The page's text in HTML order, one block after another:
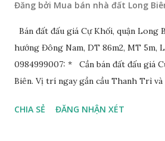
Đăng bởi Mua bán nhà đất Long
Bán đất đấu giá Cự Khối, quận Long
hướng Đông Nam, DT 86m2, MT 5m,
0984999007: * Cần bán đất đấu giá
Biên. Vị trí ngay gần cầu Thanh Trì
đấu giá phường Cự Khối, khu đấu giá
CHIA SẺ ĐĂNG NHẬN XÉT